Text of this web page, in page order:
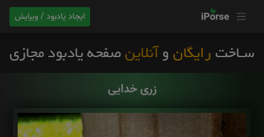
ایجاد یادبود / ویرایش
زری خدایی